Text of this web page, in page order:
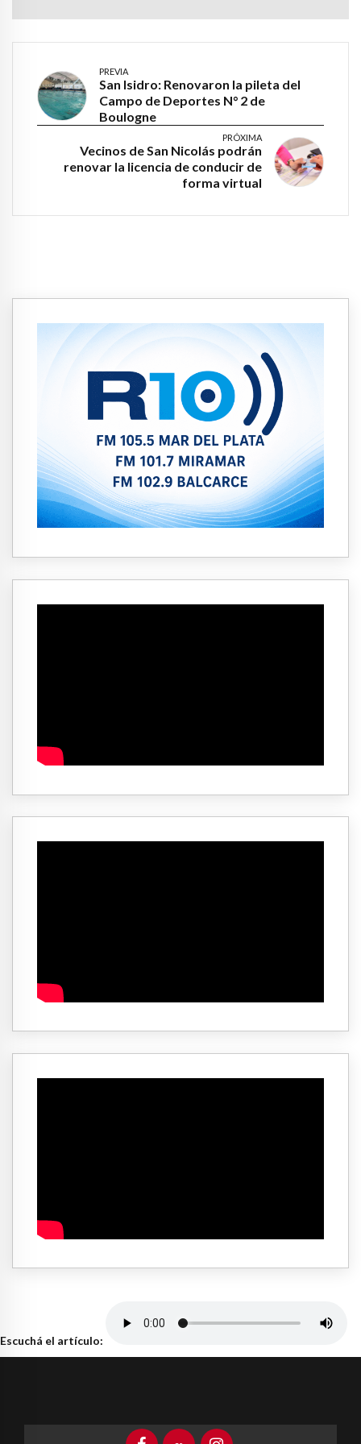
PREVIA
San Isidro: Renovaron la pileta del
Campo de Deportes N° 2 de
Boulogne
PRÓXIMA
Vecinos de San Nicolás podrán
renovar la licencia de conducir de
forma virtual
Escuchá el artículo: